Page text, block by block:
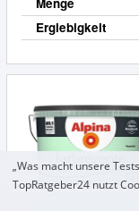
Menge
Ergiebigkeit
„Was macht unsere
TopRatgeber24 nutzt